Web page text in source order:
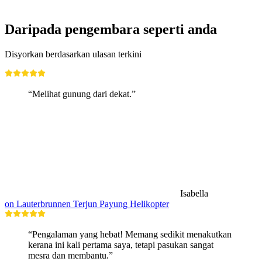
Daripada pengembara seperti anda
Disyorkan berdasarkan ulasan terkini
“Melihat gunung dari dekat.”
Isabella
on Lauterbrunnen Terjun Payung Helikopter
“Pengalaman yang hebat! Memang sedikit menakutkan
kerana ini kali pertama saya, tetapi pasukan sangat
mesra dan membantu.”